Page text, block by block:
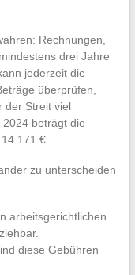
Rechnungen,
drei Jahre
jederzeit die
überprüfen,
der Streit viel
beträgt die
€.
zu unterscheiden
arbeitsgerichtlichen
diese Gebühren